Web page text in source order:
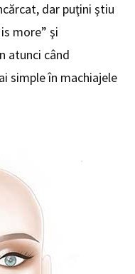
dar puţini ştiu
more” şi
atunci când
simple în machiajele